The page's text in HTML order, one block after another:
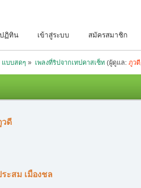
ปฏิทิน เข้าสู่ระบบ สมัครสมาชิก
แบบสดๆ » เพลงที่ริปจากเทปคาสเซ็ท(ผู้ดูแล: ภูวดี,
วดี
ะสม เมืองชล